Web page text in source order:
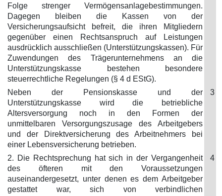
Folge strenger Vermögensanlagebestimmungen.
Dagegen bleiben die Kassen von der
Versicherungsaufsicht befreit, die ihren Mitgliedern
gegenüber einen Rechtsanspruch auf Leistungen
ausdrücklich ausschließen (Unterstützungskassen). Für
Zuwendungen des Trägerunternehmens an die
Unterstützungskasse bestehen besondere
steuerrechtliche Regelungen (§ 4 d EStG).
Neben der Pensionskasse und der
Unterstützungskasse wird die betriebliche
Altersversorgung noch in den Formen der
unmittelbaren Versorgungszusage des Arbeitgebers
und der Direktversicherung des Arbeitnehmers bei
einer Lebensversicherung betrieben.
3
2. Die Rechtsprechung hat sich in der Vergangenheit
des öfteren mit den Voraussetzungen
auseinandergesetzt, unter denen es dem Arbeitgeber
gestattet war, sich von verbindlichen
4